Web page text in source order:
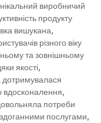
виробничий
продукту
вишукана,
різного віку
та зовнішньому
якості,
дотримувалася
вдосконалення,
потреби
послугами,